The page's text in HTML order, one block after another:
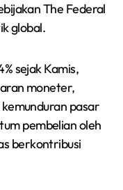
The Federal
global.
sejak Kamis,
moneter,
pasar
pembelian oleh
berkontribusi